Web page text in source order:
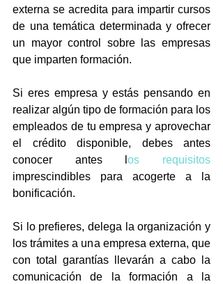
externa se acredita para impartir cursos
de una temática determinada y ofrecer
un mayor control sobre las empresas
que imparten formación.
Si eres empresa y estás pensando en
realizar algún tipo de formación para los
empleados de tu empresa y aprovechar
el crédito disponible, debes antes
conocer antes los requisitos
imprescindibles para acogerte a la
bonificación.
Si lo prefieres, delega la organización y
los trámites a una empresa externa, que
con total garantías llevarán a cabo la
comunicación de la formación a la